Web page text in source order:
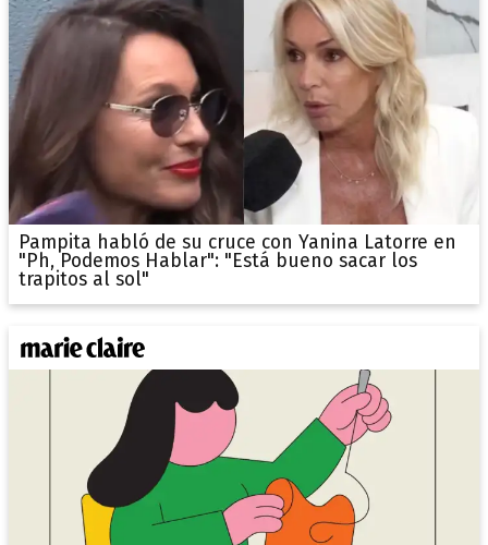
Pampita habló de su cruce con Yanina Latorre en
"Ph, Podemos Hablar": "Está bueno sacar los
trapitos al sol"